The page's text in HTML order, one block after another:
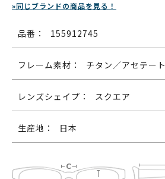
»同じブランドの商品を見る！
品番： 155912745
フレーム素材： チタン／アセテート
レンズシェイプ： スクエア
生産地： 日本